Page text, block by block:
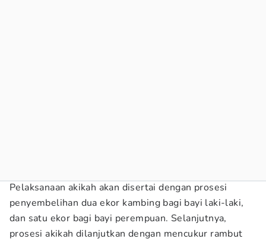
Pelaksanaan akikah akan disertai dengan prosesi
penyembelihan dua ekor kambing bagi bayi laki-laki,
dan satu ekor bagi bayi perempuan. Selanjutnya,
prosesi akikah dilanjutkan dengan mencukur rambut